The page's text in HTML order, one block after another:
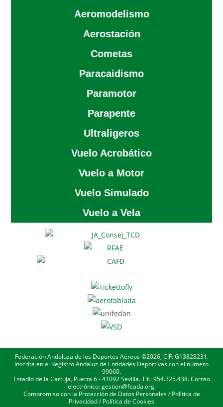
Aeromodelismo
Aerostación
Cometas
Paracaidismo
Paramotor
Parapente
Ultraligeros
Vuelo Acrobático
Vuelo a Motor
Vuelo Simulado
Vuelo a Vela
Federación Andaluza de los Deportes Aéreos ©2026, CIF: G13828231.
Inscrita en el Registro Andaluz de Entidades Deportivas con el número
99060.
Estadio de la Cartuja, Puerta 6 - 41092 Sevilla. Tlf.: 954.325.438. Correo
electrónico: gestion@feada.org.
Compromiso con la Protección de Datos Personales/Política de
Privacidad/Política de Cookies